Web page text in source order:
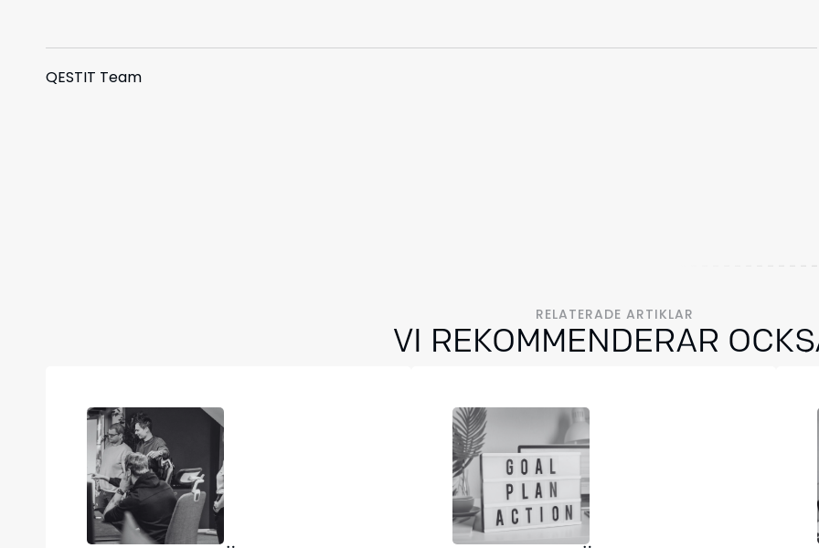
QESTIT Team
RELATERADE ARTIKLAR
VI REKOMMENDERAR